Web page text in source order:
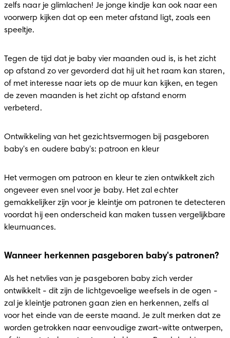
zelfs naar je glimlachen! Je jonge kindje kan ook naar een
voorwerp kijken dat op een meter afstand ligt, zoals een
speeltje.
Tegen de tijd dat je baby vier maanden oud is, is het zicht
op afstand zo ver gevorderd dat hij uit het raam kan staren,
of met interesse naar iets op de muur kan kijken, en tegen
de zeven maanden is het zicht op afstand enorm
verbeterd.
Ontwikkeling van het gezichtsvermogen bij pasgeboren
baby's en oudere baby's: patroon en kleur
Het vermogen om patroon en kleur te zien ontwikkelt zich
ongeveer even snel voor je baby. Het zal echter
gemakkelijker zijn voor je kleintje om patronen te detecteren
voordat hij een onderscheid kan maken tussen vergelijkbare
kleurnuances.
Wanneer herkennen pasgeboren baby's patronen?
Als het netvlies van je pasgeboren baby zich verder
ontwikkelt - dit zijn de lichtgevoelige weefsels in de ogen -
zal je kleintje patronen gaan zien en herkennen, zelfs al
voor het einde van de eerste maand. Je zult merken dat ze
worden getrokken naar eenvoudige zwart-witte ontwerpen,